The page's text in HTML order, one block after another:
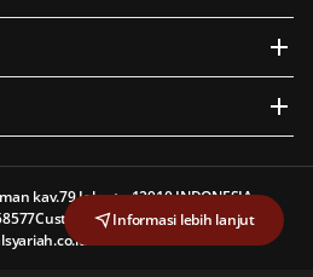
Informasi lebih lanjut
kav.79 Jakarta 12910 INDONESIA
Customer Line: 1500 577